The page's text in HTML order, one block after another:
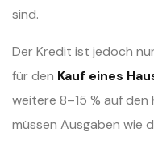
sind.
Der Kredit ist jedoch
für den Kauf eines
weitere 8–15 % auf den
müssen Ausgaben wie